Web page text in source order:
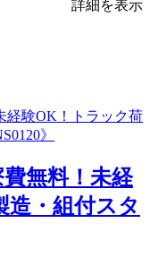
詳細を表示
費無料！未経
・組付スタ